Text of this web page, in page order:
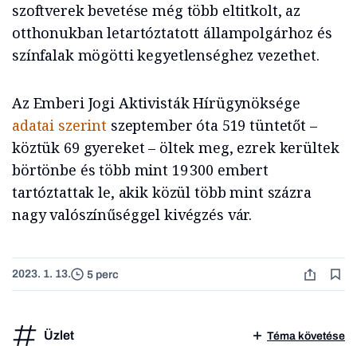
szoftverek bevetése még több eltitkolt, az
otthonukban letartóztatott állampolgárhoz és
színfalak mögötti kegyetlenséghez vezethet.
Az Emberi Jogi Aktivisták Hírügynöksége
adatai szerintszeptember óta 519 tüntetőt –
köztük 69 gyereket – öltek meg, ezrek kerültek
börtönbe és több mint 19 300 embert
tartóztattak le, akik közül több mint százra
nagy valószínűséggel kivégzés vár.
2023. 1. 13. 5 perc
Üzlet Téma követése